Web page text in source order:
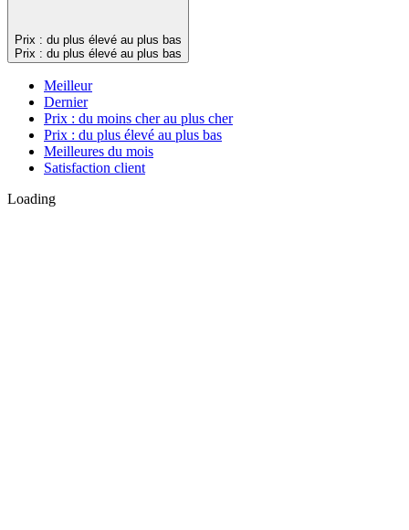
Prix : du plus élevé au plus bas
Prix : du plus élevé au plus bas
Meilleur
Dernier
Prix : du moins cher au plus cher
Prix : du plus élevé au plus bas
Meilleures du mois
Satisfaction client
Loading